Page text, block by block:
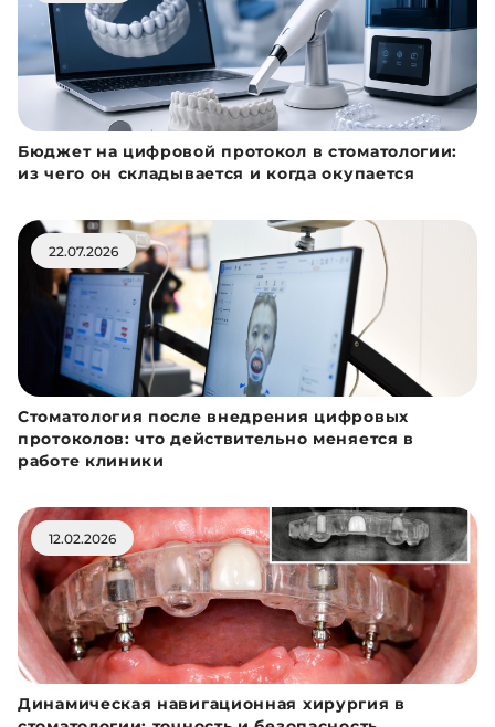
Бюджет на цифровой протокол в стоматологии:
из чего он складывается и когда окупается
22.07.2026
Стоматология после внедрения цифровых
протоколов: что действительно меняется в
работе клиники
12.02.2026
Динамическая навигационная хирургия в